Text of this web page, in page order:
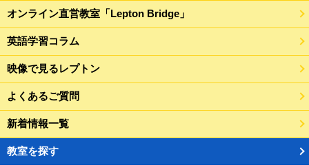
オンライン直営教室「Lepton Bridge」
英語学習コラム
映像で見るレプトン
よくあるご質問
新着情報一覧
教室を探す